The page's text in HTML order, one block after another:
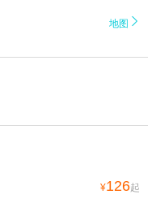
地图 
¥126起